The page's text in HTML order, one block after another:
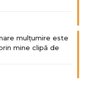
mulțumire este
mine clipă de